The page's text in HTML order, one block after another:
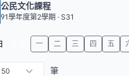
公民文化課程
91學年度第2學期 · S31
一 二 三 四 五
筆